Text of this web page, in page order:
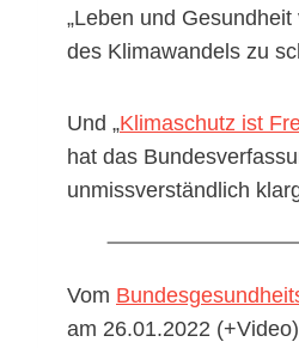
„Leben und
des Klimawandels zu
Und „Klimaschutz ist
hat das
unmissverständlich
Vom
am 26.01.2022